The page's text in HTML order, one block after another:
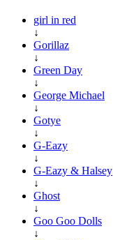
girl in red
↓
Gorillaz
↓
Green Day
↓
George Michael
↓
Gotye
↓
G-Eazy
↓
G-Eazy & Halsey
↓
Ghost
↓
Goo Goo Dolls
↓